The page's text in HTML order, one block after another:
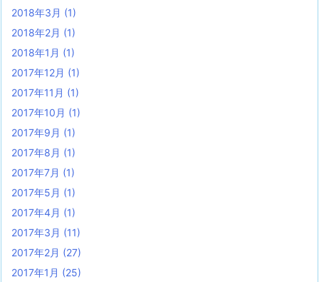
2018年3月 (1)
2018年2月 (1)
2018年1月 (1)
2017年12月 (1)
2017年11月 (1)
2017年10月 (1)
2017年9月 (1)
2017年8月 (1)
2017年7月 (1)
2017年5月 (1)
2017年4月 (1)
2017年3月 (11)
2017年2月 (27)
2017年1月 (25)